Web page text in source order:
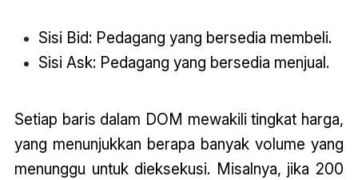
Sisi Bid: Pedagang yang bersedia membeli.
Sisi Ask: Pedagang yang bersedia menjual.
Setiap baris dalam DOM mewakili tingkat harga,
yang menunjukkan berapa banyak volume yang
menunggu untuk dieksekusi. Misalnya, jika 200